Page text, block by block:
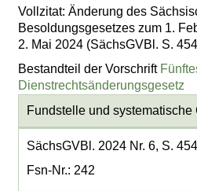
Vollzitat: Änderung des
Besoldungsgesetzes zum 1.
2. Mai 2024 (SächsGVBl. S.
Bestandteil der Vorschrift
Dienstrechtsänderungsgesetz
Fundstelle und
SächsGVBl. 2024 Nr. 6, S. 454
Fsn-Nr.: 242